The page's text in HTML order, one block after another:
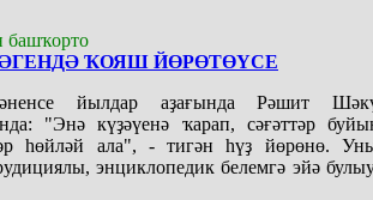
башҡорто
ҠОЯШ ЙӨРӨТӨҮСЕ
йылдар аҙағында Рәшит
"Энә күҙәүенә ҡарап, сәғәттәр
һөйләй ала", - тигән һүҙ йөрөнө.
энциклопедик белемгә эйә